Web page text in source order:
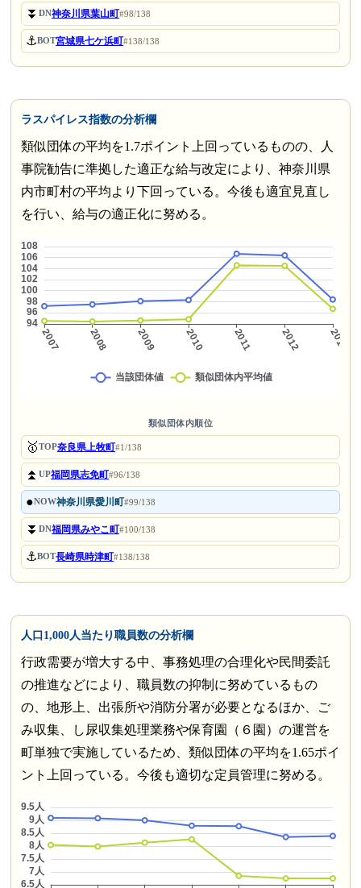
⏬DN神奈川県葉山町#98/138
⚓BOT宮城県七ケ浜町#138/138
ラスパイレス指数の分析欄
類似団体の平均を1.7ポイント上回っているものの、人
事院勧告に準拠した適正な給与改定により、神奈川県
内市町村の平均より下回っている。今後も適宜見直し
を行い、給与の適正化に努める。
類似団体内順位
🥇TOP奈良県上牧町#1/138
⏫UP福岡県志免町#96/138
●NOW神奈川県愛川町#99/138
⏬DN福岡県みやこ町#100/138
⚓BOT長崎県時津町#138/138
人口1,000人当たり職員数の分析欄
行政需要が増大する中、事務処理の合理化や民間委託
の推進などにより、職員数の抑制に努めているもの
の、地形上、出張所や消防分署が必要となるほか、ご
み収集、し尿収集処理業務や保育園（６園）の運営を
町単独で実施しているため、類似団体の平均を1.65ポイ
ント上回っている。今後も適切な定員管理に努める。